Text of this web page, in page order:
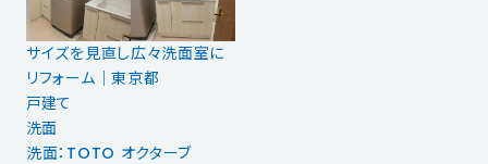
サイズを見直し広々洗面室に
リフォーム｜東京都
戸建て
洗面
洗面：TOTO オクターブ